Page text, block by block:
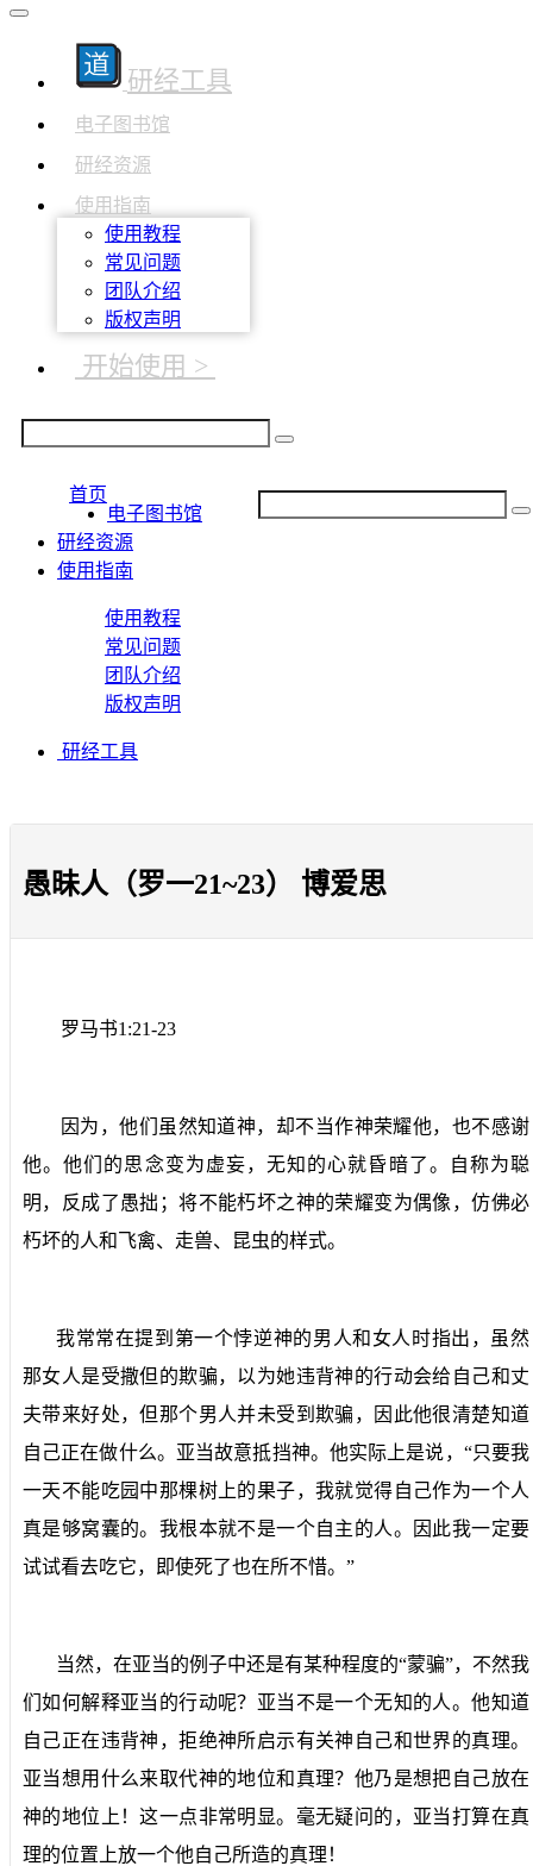
研经工具
电子图书馆
研经资源
使用指南
使用教程
常见问题
团队介绍
版权声明
开始使用 >
首页
电子图书馆
研经资源
使用指南
使用教程
常见问题
团队介绍
版权声明
研经工具
愚昧人（罗一21~23） 博爱思
罗马书1:21-23
因为，他们虽然知道神，却不当作神荣耀他，也不感谢
他。他们的思念变为虚妄，无知的心就昏暗了。自称为聪
明，反成了愚拙；将不能朽坏之神的荣耀变为偶像，仿佛必
朽坏的人和飞禽、走兽、昆虫的样式。
我常常在提到第一个悖逆神的男人和女人时指出，虽然
那女人是受撒但的欺骗，以为她违背神的行动会给自己和丈
夫带来好处，但那个男人并未受到欺骗，因此他很清楚知道
自己正在做什么。亚当故意抵挡神。他实际上是说，“只要我
一天不能吃园中那棵树上的果子，我就觉得自己作为一个人
真是够窝囊的。我根本就不是一个自主的人。因此我一定要
试试看去吃它，即使死了也在所不惜。”
当然，在亚当的例子中还是有某种程度的“蒙骗”，不然我
们如何解释亚当的行动呢？亚当不是一个无知的人。他知道
自己正在违背神，拒绝神所启示有关神自己和世界的真理。
亚当想用什么来取代神的地位和真理？他乃是想把自己放在
神的地位上！这一点非常明显。毫无疑问的，亚当打算在真
理的位置上放一个他自己所造的真理！